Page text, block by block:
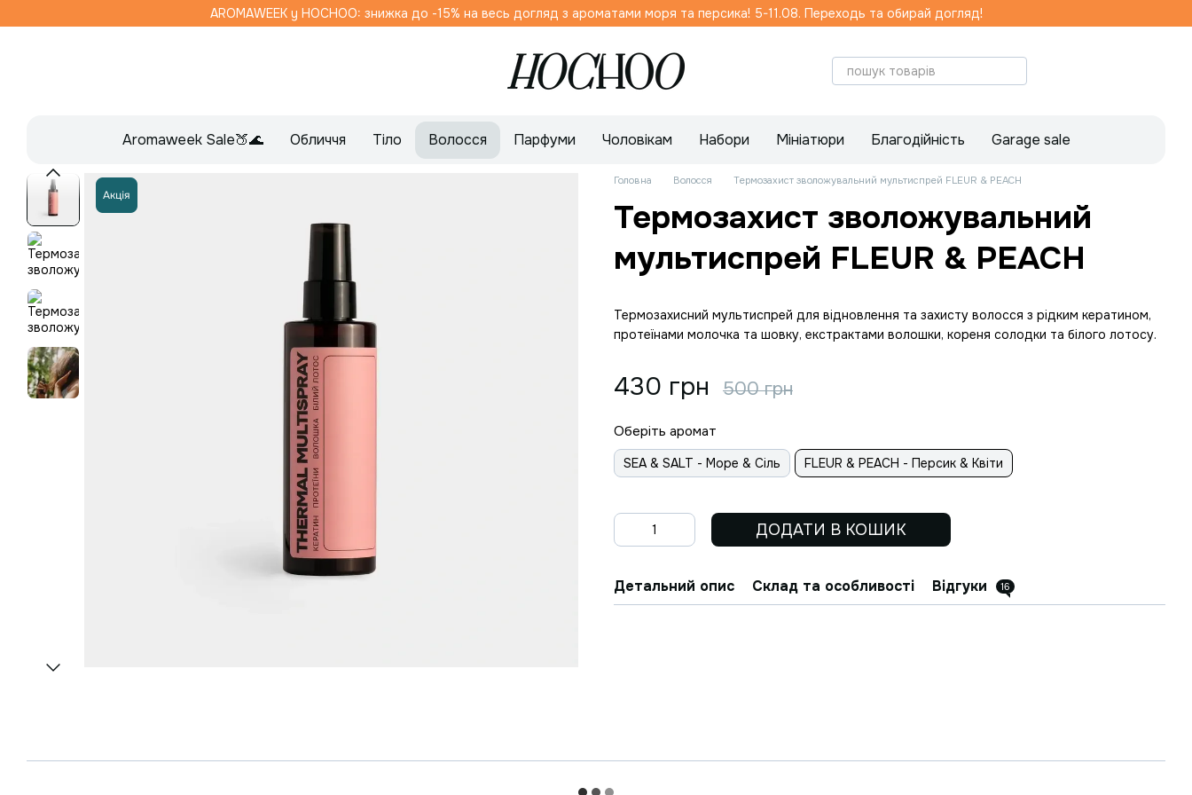
Перейти до основного контентуAROMAWEEK y HOCHOO: знижка до -15% на весь догляд з ароматами моря та персика! 5-11.08. Переходь та обирай догляд!
Aromaweek Sale🍑🌊 Обличчя Тіло Волосся Парфуми Чоловікам Набори Мініатюри Благодійність Garage sale
Головна Волосся Термозахист зволожувальний мультиспрей FLEUR & PEACH
Термозахист зволожувальний
мультиспрей FLEUR & PEACH
Термозахисний мультиспрей для відновлення та захисту волосся з рідким кератином,
протеїнами молочка та шовку, екстрактами волошки, кореня солодки та білого лотосу.
430 грн 500 грн
Оберіть аромат
SEA & SALT - Море & Сіль FLEUR & PEACH - Персик & Квіти
ДОДАТИ В КОШИК
Детальний опис Склад та особливості Відгуки 16